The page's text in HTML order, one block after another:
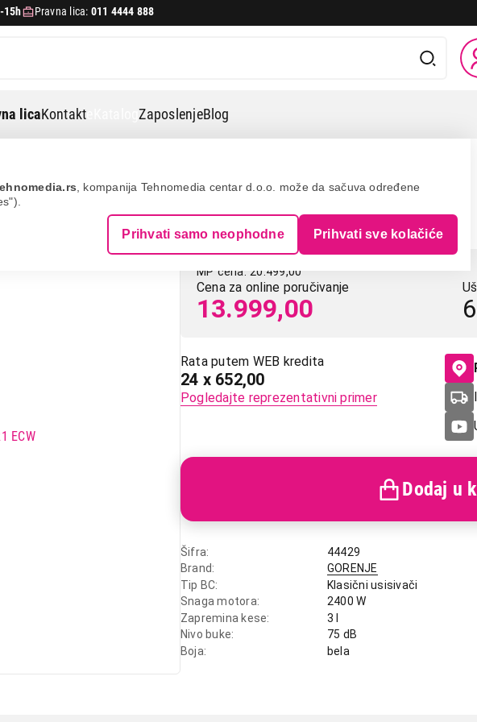
, kompanija Tehnomedia centar d.o.o. može da sačuva određene
Prihvati samo neophodne Prihvati sve kolačiće
15h Pravna lica: 011 4444 888
licaKontakt eKatalogZaposlenjeBlog
GORENJE VC 2421 ECW
MP cena: 20.499,00
Cena za online poručivanje
13.999,00
Rata putem WEB kredita
24 x 652,00
Pogledajte reprezentativni primer
Šifra
44429
Brand
GORENJE
Tip BC
Klasični usisivači
Snaga motora
2400 W
Zapremina kese
3 l
Nivo buke
75 dB
Boja
bela
Dodaj u